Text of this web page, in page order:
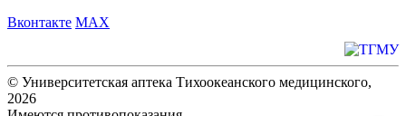
Вконтакте MAX
© Университетская аптека Тихоокеанского медицинского,
2026